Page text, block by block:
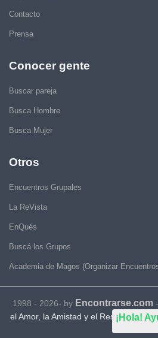
¡Hola!
Contacto
Prensa
Conocer gente
Buscar pareja
Busca Hombre
Busca Mujer
Otros
Encuentros Grupales
La ReVista
EnQués
Buscá los Grupos
Academia de Magos (Organizar
1998 - 2026- by Encontrarse.com-
el Amor, la Amistad y el Respeto,